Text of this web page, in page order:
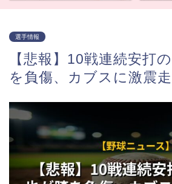
選手情報
【悲報】10戦連続安打
を負傷、カブスに激震